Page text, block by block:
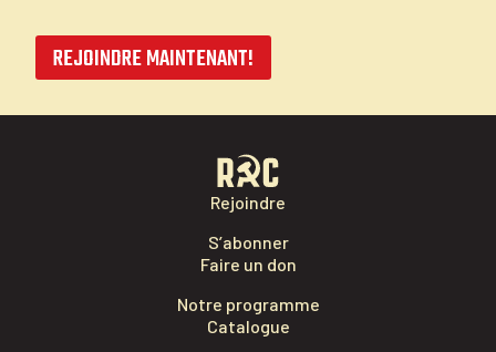
REJOINDRE MAINTENANT!
Rejoindre
S’abonner
Faire un don
Notre programme
Catalogue